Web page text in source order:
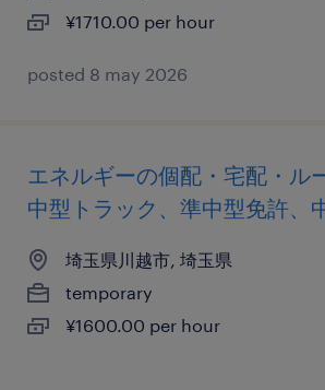
¥1710.00 per hour
posted 8 may 2026
エネルギーの個配・宅配・ル
中型トラック、準中型免許、
埼玉県川越市, 埼玉県
temporary
¥1600.00 per hour